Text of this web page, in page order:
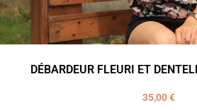
DÉBARDEUR FLEURI ET
35,00€